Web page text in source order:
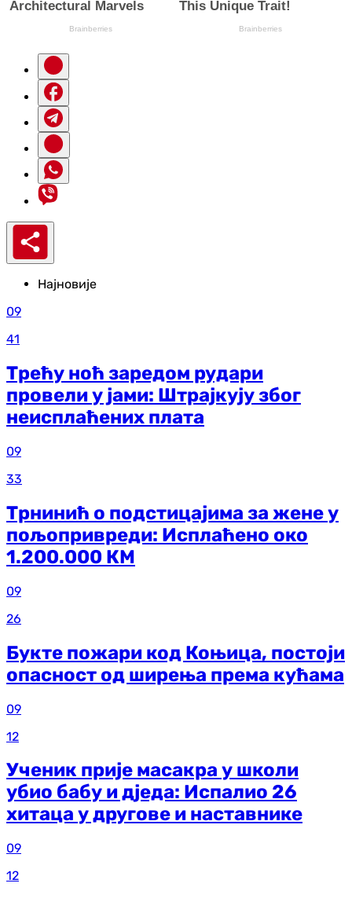
Најновије
09
41
Трећу ноћ заредом рудари
провели у јами: Штрајкују због
неисплаћених плата
09
33
Трнинић о подстицајима за жене у
пољопривреди: Исплаћено око
1.200.000 КМ
09
26
Букте пожари код Коњица, постоји
опасност од ширења према кућама
09
12
Ученик прије масакра у школи
убио бабу и дједа: Испалио 26
хитаца у другове и наставнике
09
12